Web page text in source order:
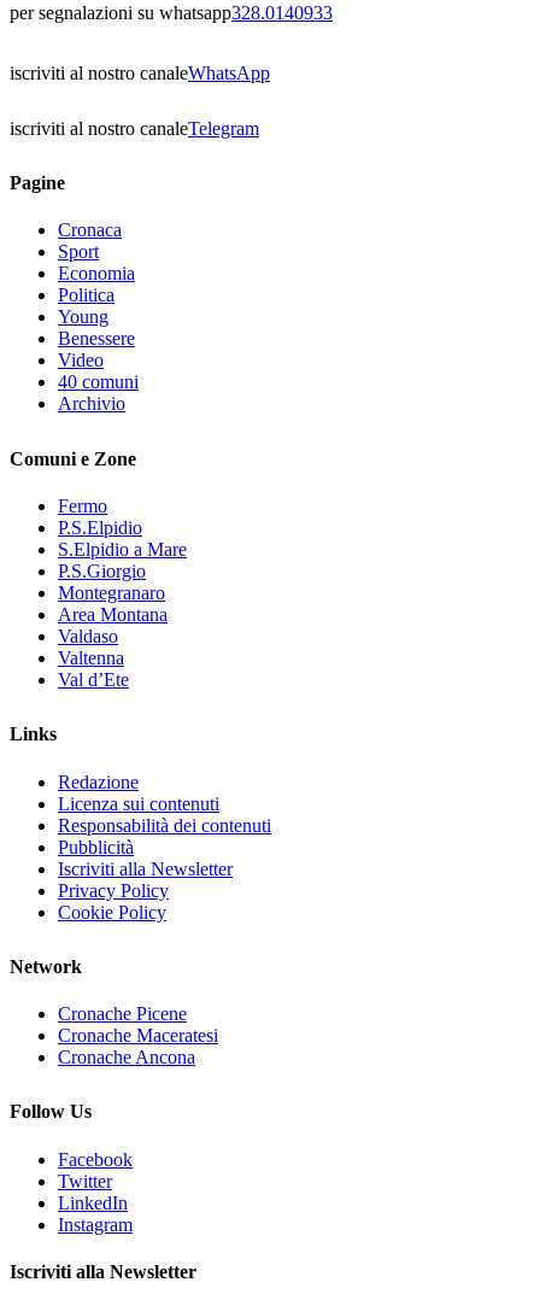
per segnalazioni su whatsapp328.0140933
iscriviti al nostro canaleWhatsApp
iscriviti al nostro canaleTelegram
Pagine
Cronaca
Sport
Economia
Politica
Young
Benessere
Video
40 comuni
Archivio
Comuni e Zone
Fermo
P.S.Elpidio
S.Elpidio a Mare
P.S.Giorgio
Montegranaro
Area Montana
Valdaso
Valtenna
Val d’Ete
Links
Redazione
Licenza sui contenuti
Responsabilità dei contenuti
Pubblicità
Iscriviti alla Newsletter
Privacy Policy
Cookie Policy
Network
Cronache Picene
Cronache Maceratesi
Cronache Ancona
Follow Us
Facebook
Twitter
LinkedIn
Instagram
Iscriviti alla Newsletter